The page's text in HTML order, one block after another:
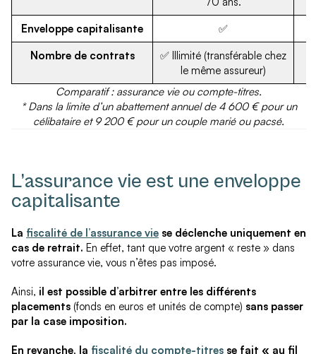
Enveloppe capitalisante
✅
Nombre de contrats
✅ Illimité (transférable chez
le même assureur)
Comparatif : assurance vie ou compte-titres.
* Dans la limite d’un abattement annuel de 4 600 € pour un
célibataire et 9 200 € pour un couple marié ou pacsé.
L’assurance vie est une enveloppe
capitalisante
La fiscalité de l’assurance vie se déclenche uniquement en
cas de retrait. En effet, tant que votre argent « reste » dans
votre assurance vie, vous n’êtes pas imposé.
Ainsi, il est possible d’arbitrer entre les différents
placements (fonds en euros et unités de compte) sans passer
par la case imposition.
En revanche, la fiscalité du compte-titres se fait « au fil